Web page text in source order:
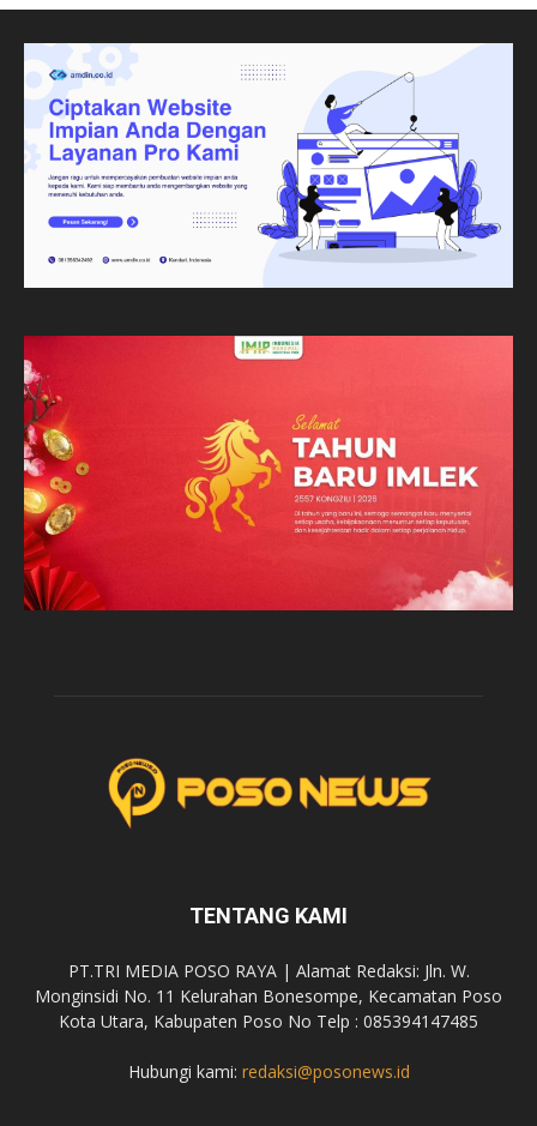
TENTANG KAMI
PT.TRI MEDIA POSO RAYA | Alamat Redaksi: Jln. W.
Monginsidi No. 11 Kelurahan Bonesompe, Kecamatan Poso
Kota Utara, Kabupaten Poso No Telp : 085394147485
Hubungi kami: redaksi@posonews.id